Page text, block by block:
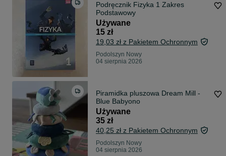
Podręcznik Fizyka 1 Zakres
Podstawowy
Używane
15 zł
19,03 zł z Pakietem Ochronnym
Podolszyn Nowy
04 sierpnia 2026
Piramidka pluszowa Dream Mill -
Blue Babyono
Używane
35 zł
40,25 zł z Pakietem Ochronnym
Podolszyn Nowy
04 sierpnia 2026